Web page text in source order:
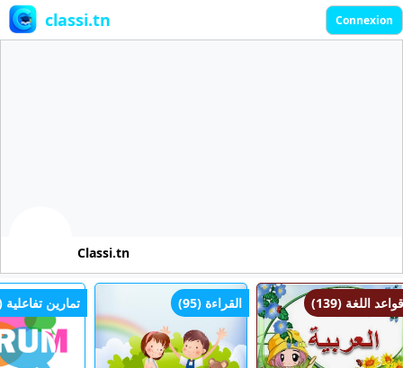
classi.tn Connexion
Classi.tn
تمارين تفاعلية القراءة (95) قواعد اللغة (139)